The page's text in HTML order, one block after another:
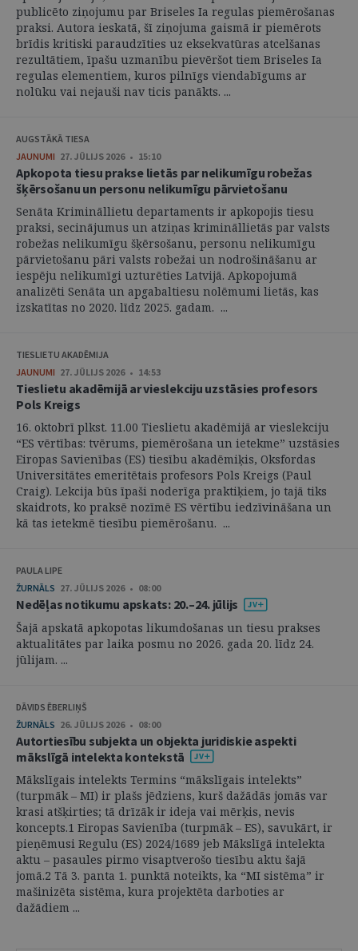
publicēto ziņojumu par Briseles Ia regulas piemērošanas
praksi. Autora ieskatā, šī ziņojuma gaismā ir piemērots
brīdis kritiski paraudzīties uz eksekvatūras atcelšanas
rezultātiem, īpašu uzmanību pievēršot tiem Briseles Ia
regulas elementiem, kuros pilnīgs viendabīgums ar
nolūku vai nejauši nav ticis panākts. ...
AUGSTĀKĀ TIESA
JAUNUMI 27. JŪLIJS 2026 • 15:10
Apkopota tiesu prakse lietās par nelikumīgu robežas
šķērsošanu un personu nelikumīgu pārvietošanu
Senāta Krimināllietu departaments ir apkopojis tiesu
praksi, secinājumus un atziņas krimināllietās par valsts
robežas nelikumīgu šķērsošanu, personu nelikumīgu
pārvietošanu pāri valsts robežai un nodrošināšanu ar
iespēju nelikumīgi uzturēties Latvijā. Apkopojumā
analizēti Senāta un apgabaltiesu nolēmumi lietās, kas
izskatītas no 2020. līdz 2025. gadam. ...
TIESLIETU AKADĒMIJA
JAUNUMI 27. JŪLIJS 2026 • 14:53
Tieslietu akadēmijā ar vieslekciju uzstāsies profesors
Pols Kreigs
16. oktobrī plkst. 11.00 Tieslietu akadēmijā ar vieslekciju
“ES vērtības: tvērums, piemērošana un ietekme” uzstāsies
Eiropas Savienības (ES) tiesību akadēmiķis, Oksfordas
Universitātes emeritētais profesors Pols Kreigs (Paul
Craig). Lekcija būs īpaši noderīga praktiķiem, jo tajā tiks
skaidrots, ko praksē nozīmē ES vērtību iedzīvināšana un
kā tas ietekmē tiesību piemērošanu. ...
PAULA LIPE
ŽURNĀLS 27. JŪLIJS 2026 • 08:00
Nedēļas notikumu apskats: 20.–24. jūlijs
Šajā apskatā apkopotas likumdošanas un tiesu prakses
aktualitātes par laika posmu no 2026. gada 20. līdz 24.
jūlijam. ...
DĀVIDS ĒBERLIŅŠ
ŽURNĀLS 26. JŪLIJS 2026 • 08:00
Autortiesību subjekta un objekta juridiskie aspekti
mākslīgā intelekta kontekstā
Mākslīgais intelekts Termins “mākslīgais intelekts”
(turpmāk – MI) ir plašs jēdziens, kurš dažādās jomās var
krasi atšķirties; tā drīzāk ir ideja vai mērķis, nevis
koncepts.1 Eiropas Savienība (turpmāk – ES), savukārt, ir
pieņēmusi Regulu (ES) 2024/1689 jeb Mākslīgā intelekta
aktu – pasaules pirmo visaptverošo tiesību aktu šajā
jomā.2 Tā 3. panta 1. punktā noteikts, ka “MI sistēma” ir
mašinizēta sistēma, kura projektēta darboties ar
dažādiem ...